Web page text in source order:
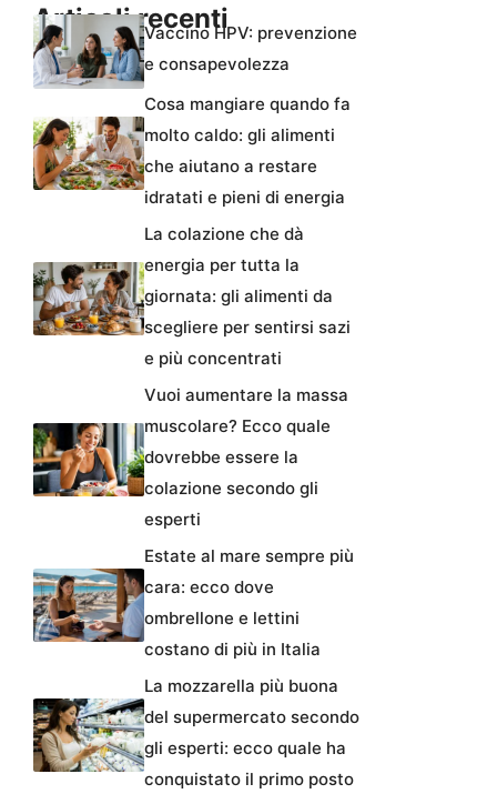
Articoli recentiVaccino HPV: prevenzione
e consapevolezza
Cosa mangiare quando fa
molto caldo: gli alimenti
che aiutano a restare
idratati e pieni di energia
La colazione che dà
energia per tutta la
giornata: gli alimenti da
scegliere per sentirsi sazi
e più concentrati
Vuoi aumentare la massa
muscolare? Ecco quale
dovrebbe essere la
colazione secondo gli
esperti
Estate al mare sempre più
cara: ecco dove
ombrellone e lettini
costano di più in Italia
La mozzarella più buona
del supermercato secondo
gli esperti: ecco quale ha
conquistato il primo posto